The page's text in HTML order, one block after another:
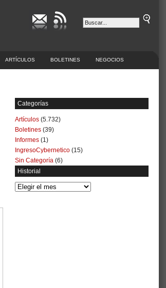
ARTÍCULOS BOLETINES NEGOCIOS
Categorías
Artículos (5.732)
Boletines (39)
Informes (1)
IngresoCybernetico (15)
Sin Categoría (6)
Historial
Historial